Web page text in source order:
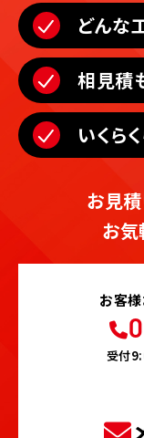
どんな
相見積
いくら
お見積
お気
お客
受付